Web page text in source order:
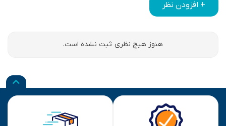
+ افزودن نظر
هنوز هیچ نظری ثبت نشده است.